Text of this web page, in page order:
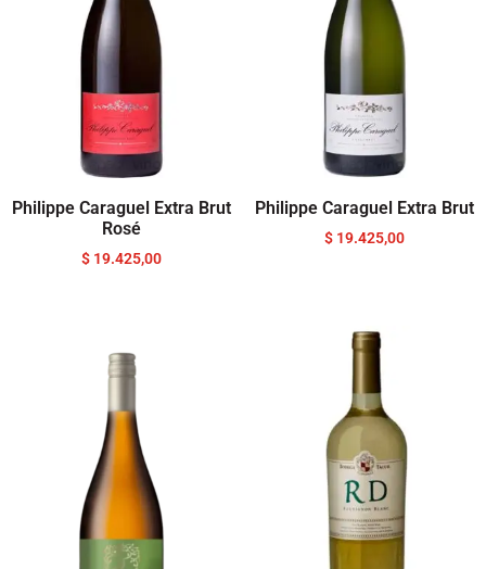
Philippe Caraguel Extra Brut
Rosé
$ 19.425,00
Philippe Caraguel Extra Brut
$ 19.425,00